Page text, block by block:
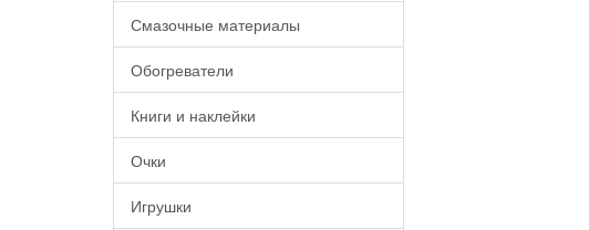
Смазочные материалы
Обогреватели
Книги и наклейки
Очки
Игрушки